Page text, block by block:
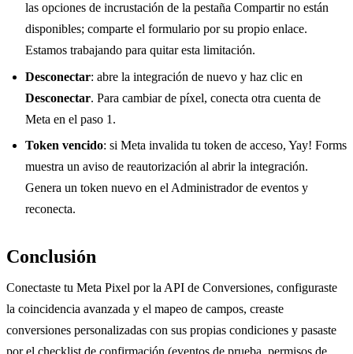
las opciones de incrustación de la pestaña Compartir no están
disponibles; comparte el formulario por su propio enlace.
Estamos trabajando para quitar esta limitación.
Desconectar: abre la integración de nuevo y haz clic en
Desconectar. Para cambiar de píxel, conecta otra cuenta de
Meta en el paso 1.
Token vencido: si Meta invalida tu token de acceso, Yay! Forms
muestra un aviso de reautorización al abrir la integración.
Genera un token nuevo en el Administrador de eventos y
reconecta.
Conclusión
Conectaste tu Meta Pixel por la API de Conversiones, configuraste
la coincidencia avanzada y el mapeo de campos, creaste
conversiones personalizadas con sus propias condiciones y pasaste